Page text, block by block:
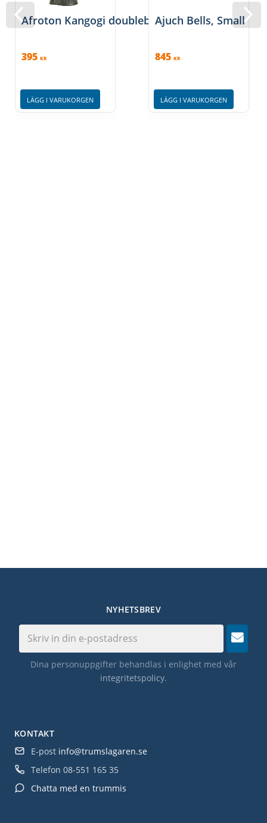
Afroton Kangogi doublebell, medium
395 KR
LÄGG I VARUKORGEN
Ajuch Bells, Small
845 KR
LÄGG I VARUKORGEN
KONTAKT
E-post info@trumslagaren.se
Telefon 08-551 165 35
Chatta med en trummis
NYHETSBREV
Dina personuppgifter behandlas i enlighet med vår
integritetspolicy.